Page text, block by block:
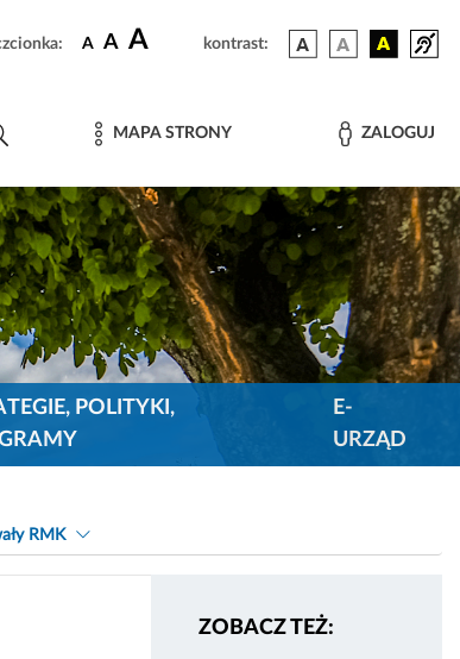
A A A kontrast:
MAPA STRONY ZALOGUJ
POLITYKI,
E-
URZĄD
RMK
ZOBACZ TEŻ: